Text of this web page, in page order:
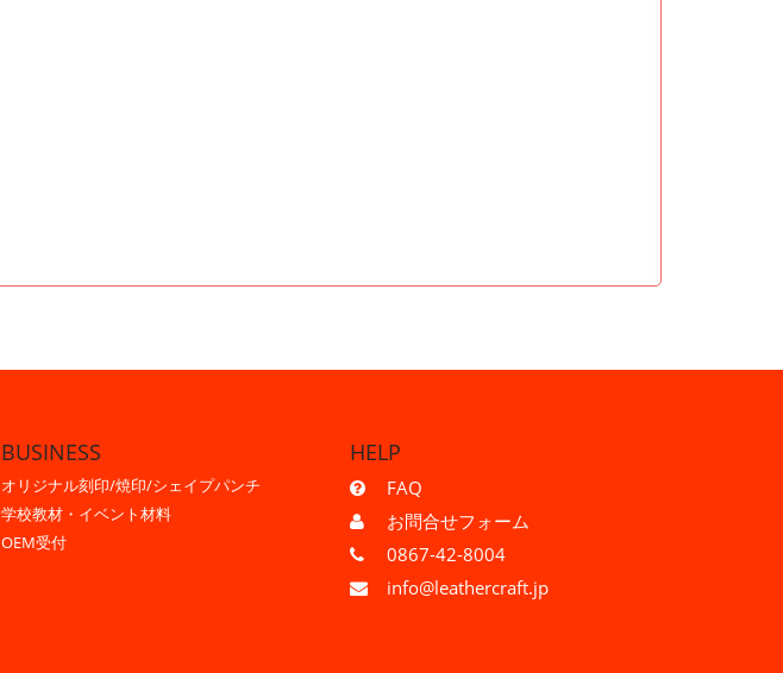
BUSINESS
オリジナル刻印/焼印/シェイプパンチ
学校教材・イベント材料
OEM受付
HELP
FAQ
お問合せフォーム
0867-42-8004
info@leathercraft.jp